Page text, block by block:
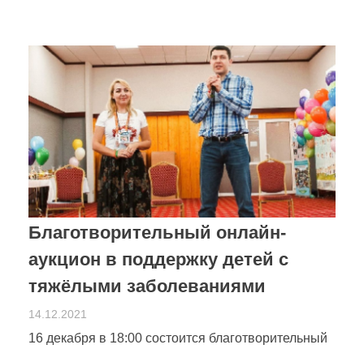
Благотворительный онлайн-
аукцион в поддержку детей с
тяжёлыми заболеваниями
14.12.2021
16 декабря в 18:00 состоится благотворительный